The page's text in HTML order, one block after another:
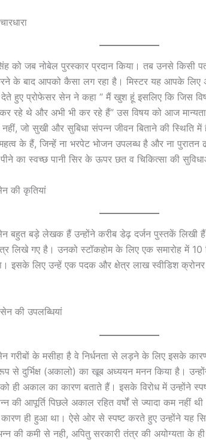
को जब नोबेल पुरस्कार प्रदान किया। तब उनसे किसी
के बाद आपको कैसा लग रहा है। मिस्टर यह आपके लिए
देते हुए प्रोफेसर सेन ने कहा ” मैं खुश हूं इसलिए कि जिस
कर रहे थे और अभी भी कर रहे हैं” उस विषय को आज
नहीं, जो सुखी और सुबिधा संपन्न जीवन बिताने की स्थिति
के हैं, जिन्हें ना भरपेट भोजन उपलब्ध है और ना
का स्वच्छ पानी सिर के ऊपर छत व चिकित्सा की
की कृतियां
बहुत बड़े लेखक हैं उन्होंने करीब डेढ़ दर्जन पुस्तकें लिखी
लिखे गए है। उनको स्टॉकहोम के लिए एक समारोह में 10
इसके लिए उन्हें एक पदक और क्षेत्र लाख स्वीडिश
की उपलब्धियां
गरीबों के मसीहा है वे निर्धनता से लड़ने के लिए इसके
से दुर्भिक्ष (अकालो) का खूब अध्ययन मनन किया है।
को ही अकाल का कारण बताते हैं। इसके विरोध में उन्होंने
की आपूर्ति पिछले अकाल रहित वर्षों से ज्यादा कम नहीं
ही हुआ था। ऐसे ओर से स्पष्ट करते हुए उन्होंने यह
की कमी से नही, अपितु सरकारी तंत्र की अयोग्यता के